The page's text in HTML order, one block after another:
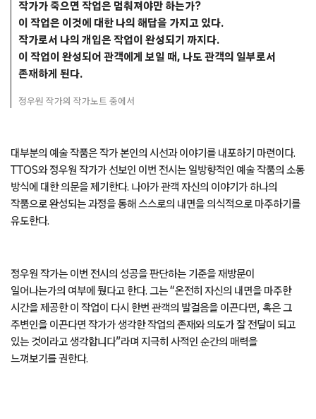
작가가 죽으면 작업은 멈춰져야만 하는가?
이 작업은 이것에 대한 나의 해답을 가지고 있다.
작가로서 나의 개입은 작업이 완성되기 까지다.
이 작업이 완성되어 관객에게 보일 때, 나도 관객의 일부로서
존재하게 된다.
정우원 작가의 작가노트 중에서
대부분의 예술 작품은 작가 본인의 시선과 이야기를 내포하기 마련이다.
TTOS와 정우원 작가가 선보인 이번 전시는 일방향적인 예술 작품의 소통
방식에 대한 의문을 제기한다. 나아가 관객 자신의 이야기가 하나의
작품으로 완성되는 과정을 통해 스스로의 내면을 의식적으로 마주하기를
유도한다.
정우원 작가는 이번 전시의 성공을 판단하는 기준을 재방문이
일어나는가의 여부에 뒀다고 한다. 그는 “온전히 자신의 내면을 마주한
시간을 제공한 이 작업이 다시 한번 관객의 발걸음을 이끈다면, 혹은 그
주변인을 이끈다면 작가가 생각한 작업의 존재와 의도가 잘 전달이 되고
있는 것이라고 생각합니다”라며 지극히 사적인 순간의 매력을
느껴보기를 권한다.